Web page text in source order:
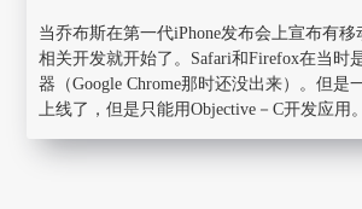
当乔布斯在第一代iPhone发布会上宣布有
相关开发就开始了。Safari和Firefox在当时
器（Google Chrome那时还没出来）。但是
上线了，但是只能用Objective－C开发应用